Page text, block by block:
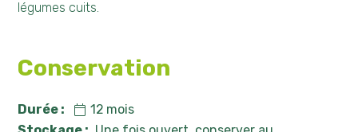
légumes cuits.
Conservation
Durée : 12 mois